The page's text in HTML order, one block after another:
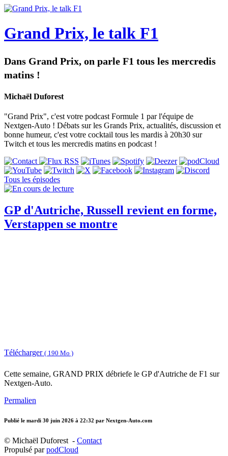
Grand Prix, le talk F1
Dans Grand Prix, on parle F1 tous les mercredis
matins !
Michaël Duforest
"Grand Prix", c'est votre podcast Formule 1 par l'équipe de
Nextgen-Auto ! Débats sur les Grands Prix, actualités, discussion et
bonne humeur, c'est votre cocktail tous les mardis à 20h30 sur
Twitch et tous les mercredis matins en podcast !
Tous les épisodes
GP d'Autriche, Russell revient en forme,
Verstappen se montre
Télécharger ( 190 Mo )
Cette semaine, GRAND PRIX débriefe le GP d'Autriche de F1 sur
Nextgen-Auto.
Permalien
Publié le mardi 30 juin 2026 à 22:32 par Nextgen-Auto.com
© Michaël Duforest - Contact
Propulsé parpodCloud